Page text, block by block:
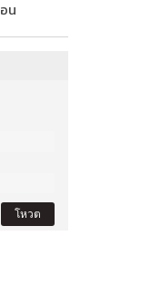
น
โหวต